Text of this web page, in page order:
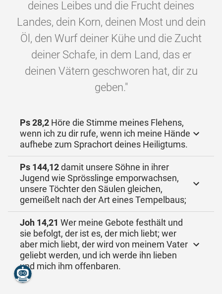
deines Leibes und die Frucht deines
Landes, dein Korn, deinen Most und dein
Öl, den Wurf deiner Kühe und die Zucht
deiner Schafe, in dem Land, das er
deinen Vätern geschworen hat, dir zu
geben."
Ps 28,2 Höre die Stimme meines Flehens,
wenn ich zu dir rufe, wenn ich meine Hände
aufhebe zum Sprachort deines Heiligtums.
Ps 144,12damit unsere Söhne in ihrer
Jugend wie Sprösslinge emporwachsen,
unsere Töchter den Säulen gleichen,
gemeißelt nach der Art eines Tempelbaus;
Joh 14,21 Wer meine Gebote festhält und
sie befolgt, der ist es, der mich liebt; wer
aber mich liebt, der wird von meinem Vater
geliebt werden, und ich werde ihn lieben
und mich ihm offenbaren.